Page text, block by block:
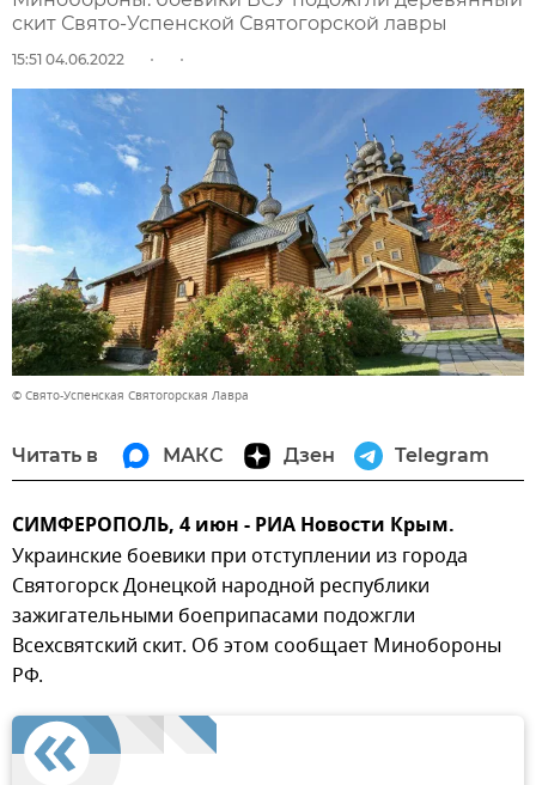
скит Свято-Успенской Святогорской лавры
15:51 04.06.2022
© Свято-Успенская Святогорская Лавра
Читать в МАКС Дзен Telegram
СИМФЕРОПОЛЬ, 4 июн - РИА Новости Крым.
Украинские боевики при отступлении из города
Святогорск Донецкой народной республики
зажигательными боеприпасами подожгли
Всехсвятский скит. Об этом сообщает Минобороны
РФ.